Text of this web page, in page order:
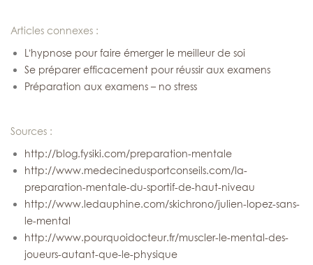
Articles connexes :
L’hypnose pour faire émerger le meilleur de soi
Se préparer efficacement pour réussir aux examens
Préparation aux examens – no stress
Sources :
http://blog.fysiki.com/preparation-mentale
http://www.medecinedusportconseils.com/la-
preparation-mentale-du-sportif-de-haut-niveau
http://www.ledauphine.com/skichrono/julien-lopez-sans-
le-mental
http://www.pourquoidocteur.fr/muscler-le-mental-des-
joueurs-autant-que-le-physique